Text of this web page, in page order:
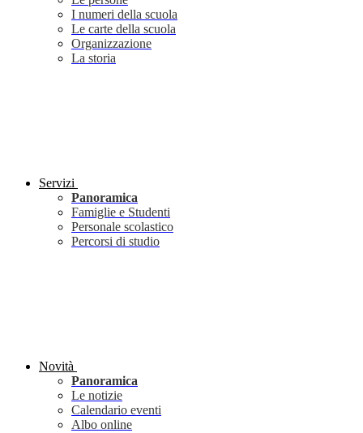
I numeri della scuola
Le carte della scuola
Organizzazione
La storia
Servizi
Panoramica
Famiglie e Studenti
Personale scolastico
Percorsi di studio
Novità
Panoramica
Le notizie
Calendario eventi
Albo online